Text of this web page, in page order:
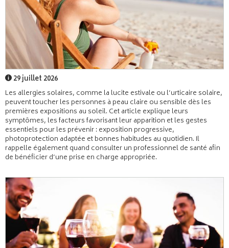
29 juillet 2026
Les allergies solaires, comme la lucite estivale ou l’urticaire solaire,
peuvent toucher les personnes à peau claire ou sensible dès les
premières expositions au soleil. Cet article explique leurs
symptômes, les facteurs favorisant leur apparition et les gestes
essentiels pour les prévenir : exposition progressive,
photoprotection adaptée et bonnes habitudes au quotidien. Il
rappelle également quand consulter un professionnel de santé afin
de bénéficier d’une prise en charge appropriée.